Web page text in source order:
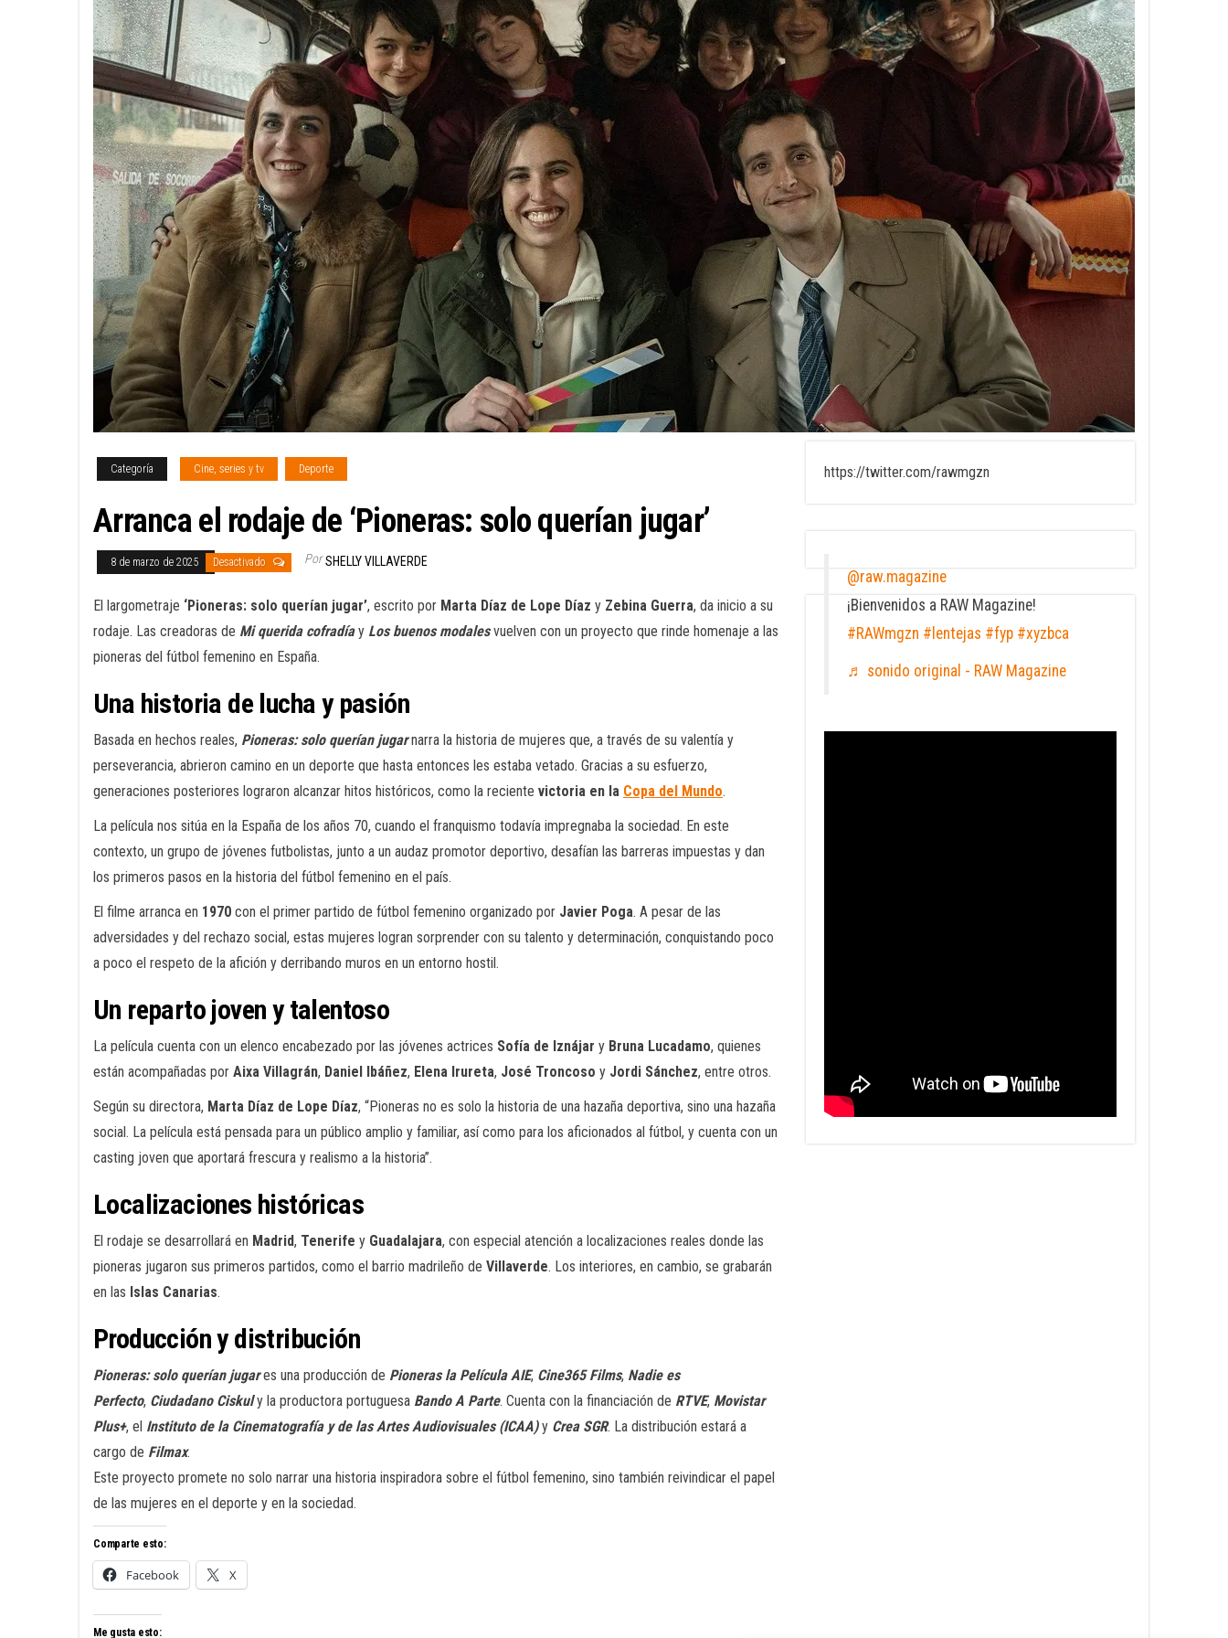
Categoría Cine, series y tv Deporte
Arranca el rodaje de ‘Pioneras: solo querían jugar’
8 de marzo de 2025 Desactivado Por SHELLY VILLAVERDE
El largometraje ‘Pioneras: solo querían jugar’, escrito por Marta Díaz de Lope Díaz y Zebina Guerra, da inicio a su
rodaje. Las creadoras de Mi querida cofradíay Los buenos modalesvuelven con un proyecto que rinde homenaje a las
pioneras del fútbol femenino en España.
Una historia de lucha y pasión
Basada en hechos reales, Pioneras: solo querían jugarnarra la historia de mujeres que, a través de su valentía y
perseverancia, abrieron camino en un deporte que hasta entonces les estaba vetado. Gracias a su esfuerzo,
generaciones posteriores lograron alcanzar hitos históricos, como la reciente victoria en la Copa del Mundo.
La película nos sitúa en la España de los años 70, cuando el franquismo todavía impregnaba la sociedad. En este
contexto, un grupo de jóvenes futbolistas, junto a un audaz promotor deportivo, desafían las barreras impuestas y dan
los primeros pasos en la historia del fútbol femenino en el país.
El filme arranca en 1970 con el primer partido de fútbol femenino organizado por Javier Poga. A pesar de las
adversidades y del rechazo social, estas mujeres logran sorprender con su talento y determinación, conquistando poco
a poco el respeto de la afición y derribando muros en un entorno hostil.
Un reparto joven y talentoso
La película cuenta con un elenco encabezado por las jóvenes actrices Sofía de Iznájar y Bruna Lucadamo, quienes
están acompañadas por Aixa Villagrán, Daniel Ibáñez, Elena Irureta, José Troncoso y Jordi Sánchez, entre otros.
Según su directora, Marta Díaz de Lope Díaz, “Pioneras no es solo la historia de una hazaña deportiva, sino una hazaña
social. La película está pensada para un público amplio y familiar, así como para los aficionados al fútbol, y cuenta con un
casting joven que aportará frescura y realismo a la historia”.
Localizaciones históricas
El rodaje se desarrollará en Madrid, Tenerife y Guadalajara, con especial atención a localizaciones reales donde las
pioneras jugaron sus primeros partidos, como el barrio madrileño de Villaverde. Los interiores, en cambio, se grabarán
en las Islas Canarias.
Producción y distribución
Pioneras: solo querían jugares una producción de Pioneras la Película AIE, Cine365 Films, Nadie es
Perfecto, Ciudadano Ciskuly la productora portuguesa Bando A Parte. Cuenta con la financiación de RTVE, Movistar
Plus+, el Instituto de la Cinematografía y de las Artes Audiovisuales (ICAA) y Crea SGR. La distribución estará a
cargo de Filmax.
Este proyecto promete no solo narrar una historia inspiradora sobre el fútbol femenino, sino también reivindicar el papel
de las mujeres en el deporte y en la sociedad.
Comparte esto:
Facebook X
Me gusta esto:
https://twitter.com/rawmgzn
@raw.magazine
¡Bienvenidos a RAW Magazine!
#RAWmgzn #lentejas #fyp #xyzbca
♬ sonido original - RAW Magazine